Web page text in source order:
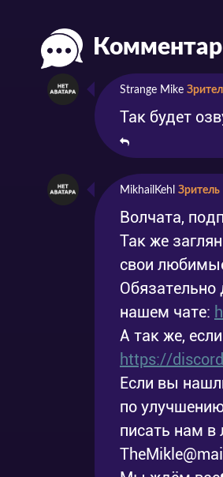
то это всегда
просмотра!
Strange Mike
Так будет
MikhailKehl Зритель
Волчата,
Так же
свои
нашем чате:
А так же,
https://
Если вы
по
писать нам в